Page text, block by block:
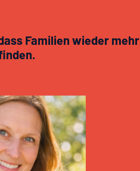
Familien wieder mehr